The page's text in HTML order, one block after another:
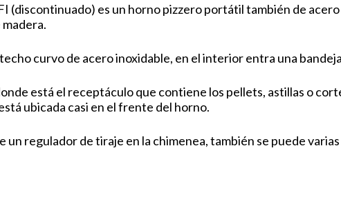
(discontinuado) es un horno pizzero portátil también de
curvo de acero inoxidable, en el interior entra una
está el receptáculo que contiene los pellets, astillas o
ubicada casi en el frente del horno.
un regulador de tiraje en la chimenea, también se puede